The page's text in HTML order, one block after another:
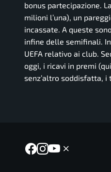
bonus partecipazione.
milioni l’una), un
incassate. A queste
infine delle semifinali.
UEFA relativo ai club.
oggi, i ricavi in premi
senz’altro soddisfatta,